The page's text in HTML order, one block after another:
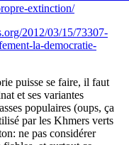
extinction/
2012/03/15/73307-
la-democratie-
puisse se faire, il faut
et ses variantes
populaires (oups, ça
par les Khmers verts
ne pas considérer